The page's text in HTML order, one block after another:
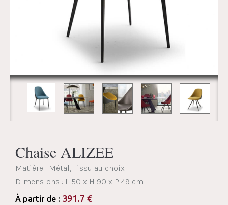
Chaise ALIZEE
Matière : Métal, Tissu au choix
Dimensions : L 50 x H 90 x P 49 cm
À partir de : 391.7 €